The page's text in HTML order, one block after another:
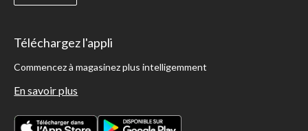
Téléchargez l'appli
Commencez à magasinez plus intelligemment
En savoir plus